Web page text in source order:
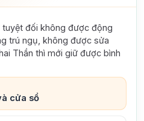
tuyệt đối không được động
trú ngụ, không được sửa
Thần thì mới giữ được bình
cửa sổ